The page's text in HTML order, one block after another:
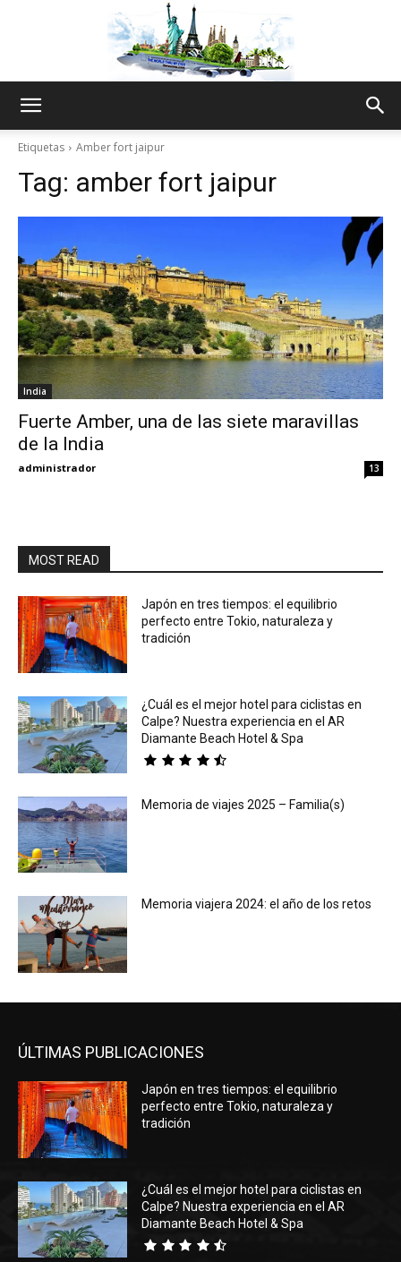
World
Thru
My
Etiquetas Amber fort jaipur
Tag: amber fort jaipur
India
Fuerte Amber, una de las siete maravillas
de la India
administrador 13
MOST READ
Japón en tres tiempos: el equilibrio
perfecto entre Tokio, naturaleza y
tradición
¿Cuál es el mejor hotel para ciclistas en
Calpe? Nuestra experiencia en el AR
Diamante Beach Hotel & Spa
Memoria de viajes 2025 – Familia(s)
Memoria viajera 2024: el año de los retos
ÚLTIMAS PUBLICACIONES
Japón en tres tiempos: el equilibrio
perfecto entre Tokio, naturaleza y
tradición
¿Cuál es el mejor hotel para ciclistas en
Calpe? Nuestra experiencia en el AR
Diamante Beach Hotel & Spa